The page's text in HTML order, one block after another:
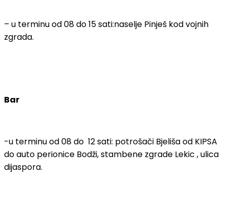
– u terminu od 08 do 15 sati:naselje Pinješ kod vojnih
zgrada.
Bar
-u terminu od 08 do 12 sati: potrošači Bjeliša od KIPSA
do auto perionice Bodži, stambene zgrade Lekic , ulica
dijaspora.